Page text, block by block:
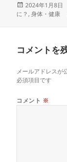
投
稿
2024年1月8日
に？ ,身体・健康
コメントを
メールアドレスが
必須項目です
コメント ※